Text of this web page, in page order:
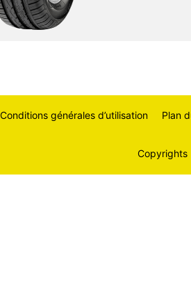
Conditions générales d’utilisation Plan
Copyrights